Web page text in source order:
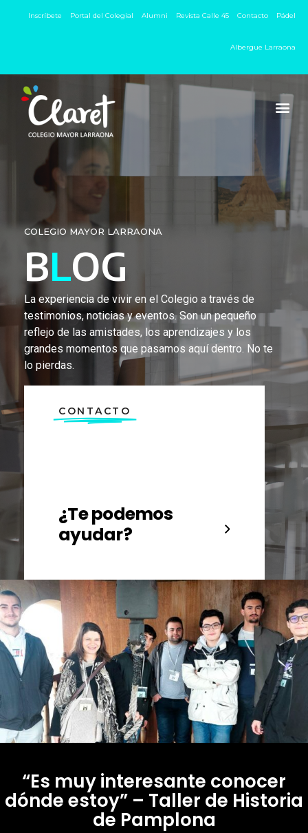
Inscríbete Portal del Colegial Alumni Revista Calle 45 Contacto Pádel
Albergue Larraona
COLEGIO MAYOR LARRAONA
BLOG
La experiencia de vivir en el Colegio a través de
testimonios, noticias y eventos. Son un pequeño
reflejo de las amistades, los aprendizajes y los
grandes momentos que pasamos aquí dentro. No te
lo pierdas.
CONTACTO
¿Te podemos
ayudar?
“Es muy interesante conocer
dónde estoy” – Taller de Historia
de Pamplona